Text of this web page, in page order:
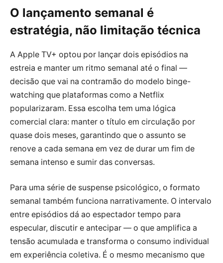
O lançamento semanal é
estratégia, não limitação técnica
A Apple TV+ optou por lançar dois episódios na
estreia e manter um ritmo semanal até o final —
decisão que vai na contramão do modelo binge-
watching que plataformas como a Netflix
popularizaram. Essa escolha tem uma lógica
comercial clara: manter o título em circulação por
quase dois meses, garantindo que o assunto se
renove a cada semana em vez de durar um fim de
semana intenso e sumir das conversas.
Para uma série de suspense psicológico, o formato
semanal também funciona narrativamente. O intervalo
entre episódios dá ao espectador tempo para
especular, discutir e antecipar — o que amplifica a
tensão acumulada e transforma o consumo individual
em experiência coletiva. É o mesmo mecanismo que